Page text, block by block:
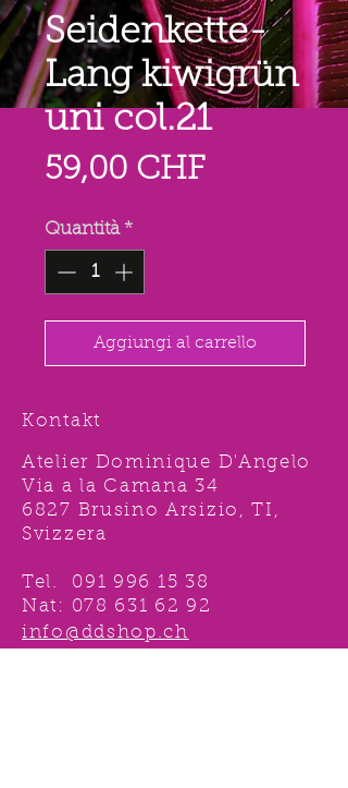
Seidenkette-
Lang kiwigrün
uni col.21
59,00 CHFPrezzo
Quantità *
Aggiungi al carrello
Kontakt
Atelier Dominique D'Angelo
Via a la Camana 34
6827 Brusino Arsizio, TI,
Svizzera
Tel. 091 996 15 38
Nat: 078 631 62 92
info@ddshop.ch